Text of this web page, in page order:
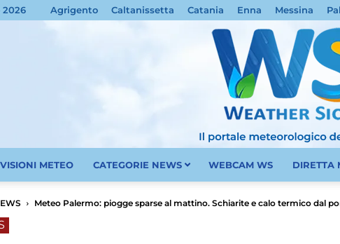
2026 Agrigento Caltanissetta Catania Enna Messina
METEO CATEGORIE NEWS WEBCAM WS DIRETTA
Meteo Palermo: piogge sparse al mattino. Schiarite e calo termico dal